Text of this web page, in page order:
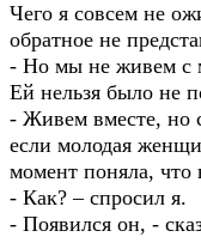
Чего я совсем не
обратное не
- Но мы не живем с
Ей нельзя было не
- Живем вместе, но
если молодая
момент поняла, что
- Как? – спросил я.
- Появился он, -